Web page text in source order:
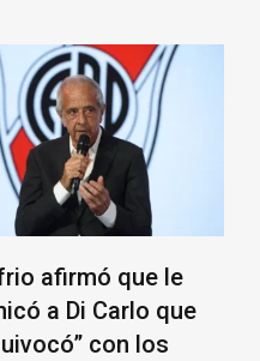
afirmó que le
a Di Carlo que
con los